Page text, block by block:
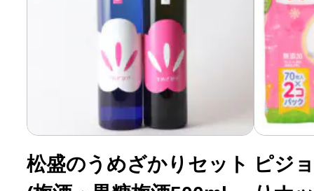
ふるさと納税の基礎知識
10秒ぴったり診断
自治体直営サイト特集
はじめるバイブルとは
松盛のうめざかりセット ピジ